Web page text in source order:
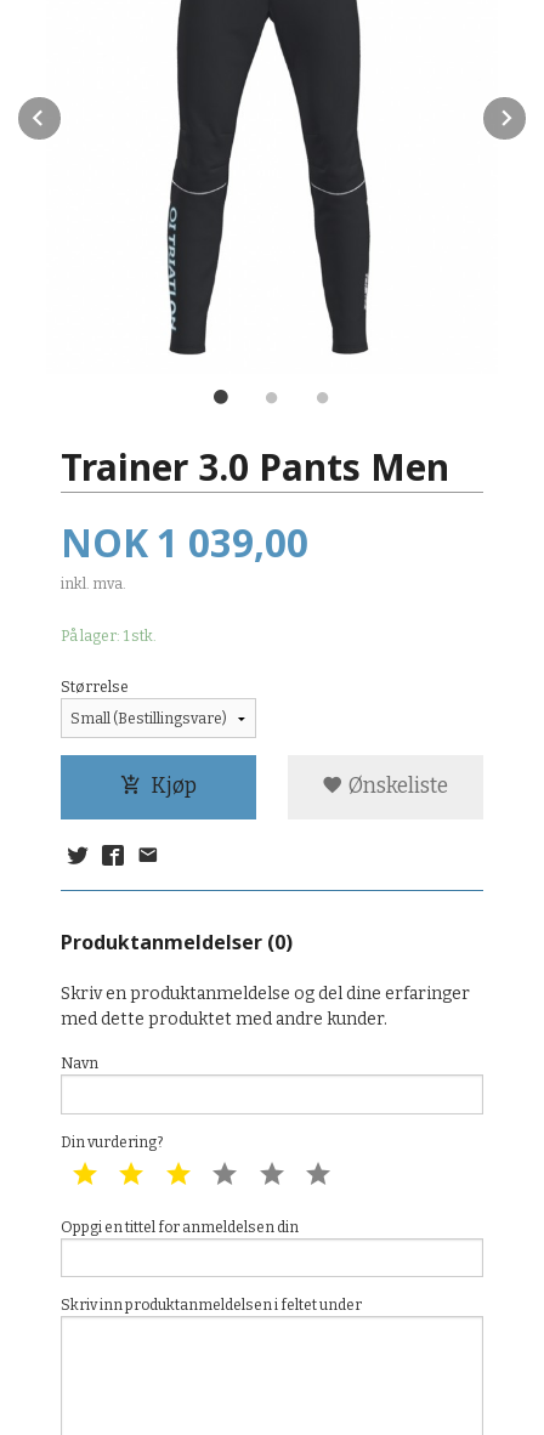
Prev
Trainer 3.0 Pants Men
Pris
NOK 1 039,00
inkl. mva.
På lager: 1 stk.
Størrelse
Kjøp Ønskeliste
Produktanmeldelser (0)
Skriv en produktanmeldelse og del dine erfaringer
med dette produktet med andre kunder.
Navn
Din vurdering?
1 star 2 star 3 star 4 star 5 star
Oppgi en tittel for anmeldelsen din
Skriv inn produktanmeldelsen i feltet under